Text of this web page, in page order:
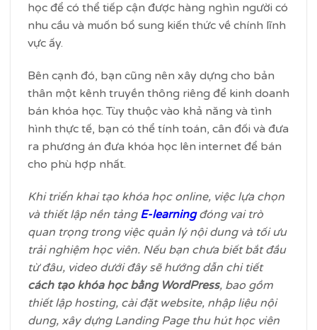
học để có thể tiếp cận được hàng nghìn người có
nhu cầu và muốn bổ sung kiến thức về chính lĩnh
vực ấy.
Bên cạnh đó, bạn cũng nên xây dựng cho bản
thân một kênh truyền thông riêng để kinh doanh
bán khóa học. Tùy thuộc vào khả năng và tình
hình thực tế, bạn có thể tính toán, cân đối và đưa
ra phương án đưa khóa học lên internet để bán
cho phù hợp nhất.
Khi triển khai tạo khóa học online, việc lựa chọn
và thiết lập nền tảng E-learningđóng vai trò
quan trọng trong việc quản lý nội dung và tối ưu
trải nghiệm học viên. Nếu bạn chưa biết bắt đầu
từ đâu, video dưới đây sẽ hướng dẫn chi tiết
cách tạo khóa học bằng WordPress, bao gồm
thiết lập hosting, cài đặt website, nhập liệu nội
dung, xây dựng Landing Page thu hút học viên